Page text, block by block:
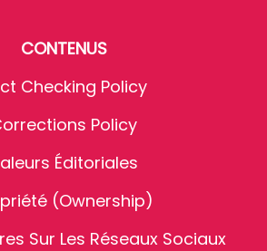
CONTENUS
Checking Policy
Policy
Éditoriales
(Ownership)
Sur Les Réseaux Sociaux